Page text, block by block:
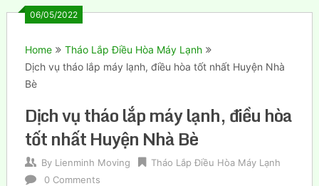
06/05/2022
Home
Tháo Lắp Điều Hòa Máy Lạnh
Dịch vụ tháo lắp máy lạnh, điều hòa tốt nhất Huyện Nhà
Bè
Dịch vụ tháo lắp máy lạnh, điều hòa
tốt nhất Huyện Nhà Bè
By Lienminh Moving
Tháo Lắp Điều Hòa Máy Lạnh
0 Comments